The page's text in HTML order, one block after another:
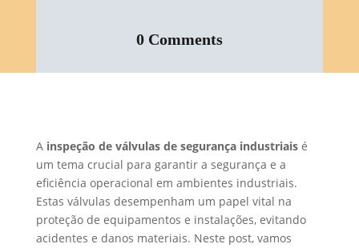
0 Comments
A inspeção de válvulas de segurança industriaisé
um tema crucial para garantir a segurança e a
eficiência operacional em ambientes industriais.
Estas válvulas desempenham um papel vital na
proteção de equipamentos e instalações, evitando
acidentes e danos materiais. Neste post, vamos